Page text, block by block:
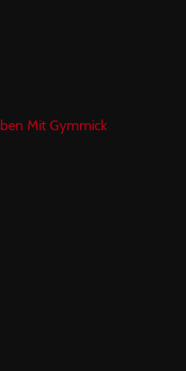
Mit Gymmick